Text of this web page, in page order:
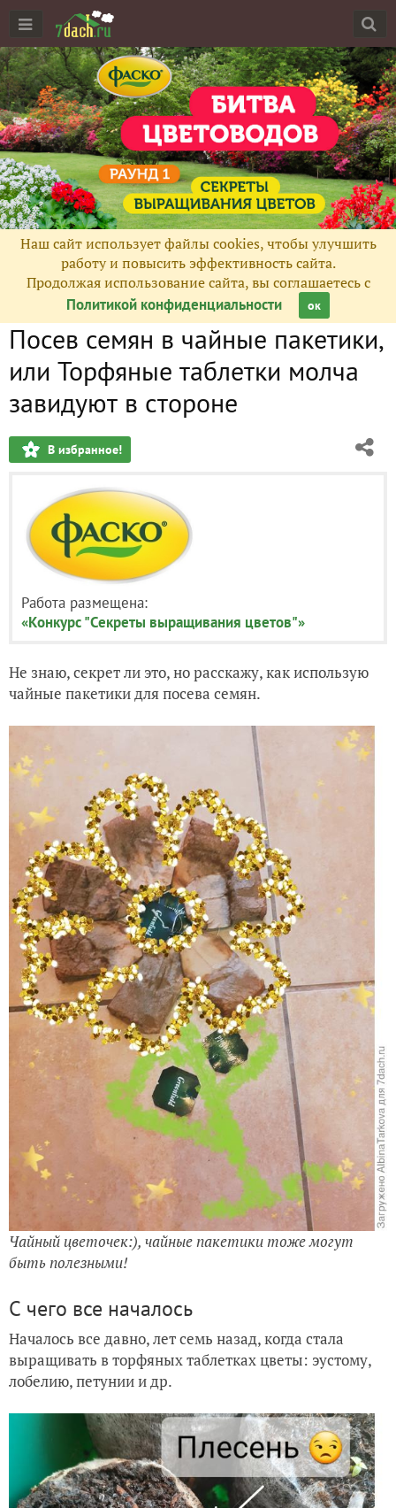
Наш сайт использует файлы cookies, чтобы улучшить
работу и повысить эффективность сайта.
Продолжая использование сайта, вы соглашаетесь с
Политикой конфиденциальности
ок
Посев семян в чайные пакетики,
или Торфяные таблетки молча
завидуют в стороне
В избранное!
Работа размещена:
«Конкурс "Секреты выращивания цветов"»
Не знаю, секрет ли это, но расскажу, как использую
чайные пакетики для посева семян.
Чайный цветочек:), чайные пакетики тоже могут
быть полезными!
С чего все началось
Началось все давно, лет семь назад, когда стала
выращивать в торфяных таблетках цветы: эустому,
лобелию, петунии и др.